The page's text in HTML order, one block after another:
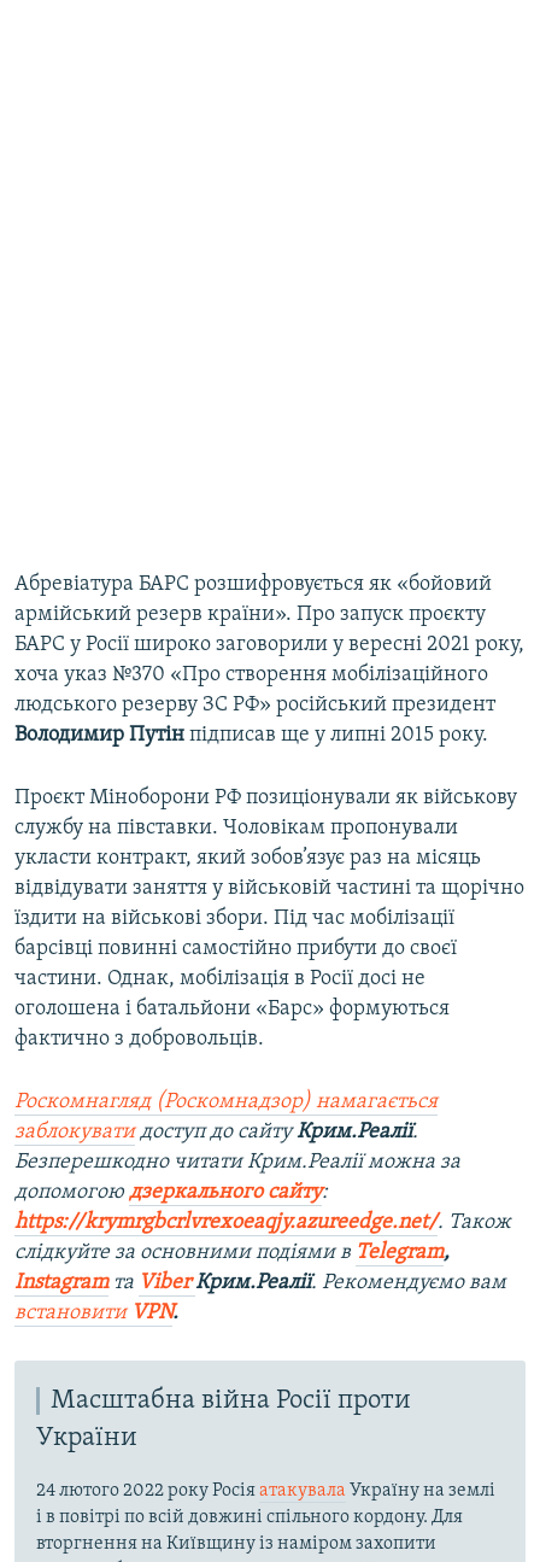
Абревіатура БАРС розшифровується як «бойовий
армійський резерв країни». Про запуск проєкту
БАРС у Росії широко заговорили у вересні 2021 року,
хоча указ №370 «Про створення мобілізаційного
людського резерву ЗС РФ» російський президент
Володимир Путін підписав ще у липні 2015 року.
Проєкт Міноборони РФ позиціонували як військову
службу на півставки. Чоловікам пропонували
укласти контракт, який зобов’язує раз на місяць
відвідувати заняття у військовій частині та щорічно
їздити на військові збори. Під час мобілізації
барсівці повинні самостійно прибути до своєї
частини. Однак, мобілізація в Росії досі не
оголошена і батальйони «Барс» формуються
фактично з добровольців.
Роскомнагляд (Роскомнадзор) намагається
заблокуватидоступ до сайтуКрим.Реалії.
Безперешкодно читати Крим.Реалії можна за
допомогою дзеркального сайту:
https://krymrgbcrlvrexoeaqjy.azureedge.net/. Також
слідкуйте за основними подіями в Telegram,
Instagramта ViberКрим.Реалії. Рекомендуємо вам
встановити VPN.
Масштабна війна Росії проти
України
24 лютого 2022 року Росіяатакувала Україну на землі
і в повітрі по всій довжині спільного кордону. Для
вторгнення на Київщину із наміром захопити